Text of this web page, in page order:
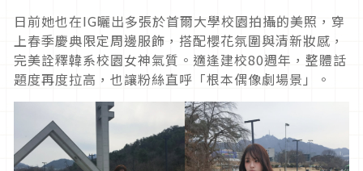
日前她也在IG曬出多張於首爾大學校園拍攝的美照，穿
上春季慶典限定周邊服飾，搭配櫻花氛圍與清新妝感，
完美詮釋韓系校園女神氣質。適逢建校80週年，整體話
題度再度拉高，也讓粉絲直呼「根本偶像劇場景」。